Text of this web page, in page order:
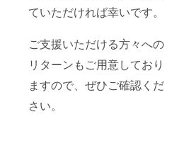
ていただければ幸いです。
ご支援いただける方々への
リターンもご用意しており
ますので、ぜひご確認くだ
さい。